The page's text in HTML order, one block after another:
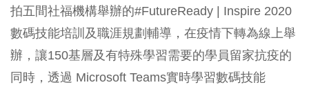
拍五間社福機構舉辦的#FutureReady | Inspire 2020
數碼技能培訓及職涯規劃輔導，在疫情下轉為線上舉
辦，讓150基層及有特殊學習需要的學員留家抗疫的
同時，透過 Microsoft Teams實時學習數碼技能